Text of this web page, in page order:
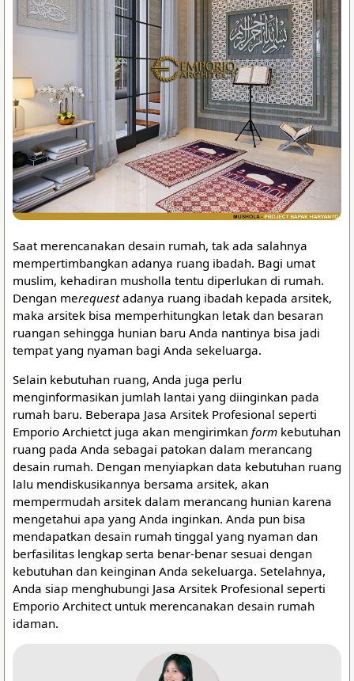
Saat merencanakan desain rumah, tak ada salahnya
mempertimbangkan adanya ruang ibadah. Bagi umat
muslim, kehadiran musholla tentu diperlukan di rumah.
Dengan merequestadanya ruang ibadah kepada arsitek,
maka arsitek bisa memperhitungkan letak dan besaran
ruangan sehingga hunian baru Anda nantinya bisa jadi
tempat yang nyaman bagi Anda sekeluarga.
Selain kebutuhan ruang, Anda juga perlu
menginformasikan jumlah lantai yang diinginkan pada
rumah baru. Beberapa Jasa Arsitek Profesional seperti
Emporio Archietct juga akan mengirimkan form kebutuhan
ruang pada Anda sebagai patokan dalam merancang
desain rumah. Dengan menyiapkan data kebutuhan ruang
lalu mendiskusikannya bersama arsitek, akan
mempermudah arsitek dalam merancang hunian karena
mengetahui apa yang Anda inginkan. Anda pun bisa
mendapatkan desain rumah tinggal yang nyaman dan
berfasilitas lengkap serta benar-benar sesuai dengan
kebutuhan dan keinginan Anda sekeluarga. Setelahnya,
Anda siap menghubungi Jasa Arsitek Profesional seperti
Emporio Architect untuk merencanakan desain rumah
idaman.